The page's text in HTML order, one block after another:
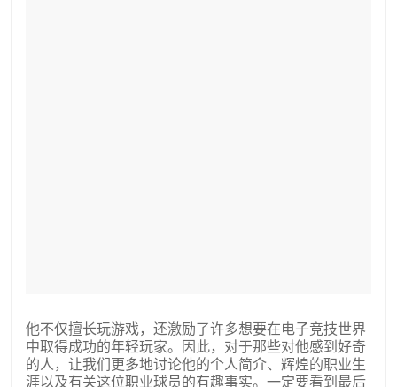
他不仅擅长玩游戏，还激励了许多想要在电子竞技世界
中取得成功的年轻玩家。因此，对于那些对他感到好奇
的人，让我们更多地讨论他的个人简介、辉煌的职业生
涯以及有关这位职业球员的有趣事实。一定要看到最后